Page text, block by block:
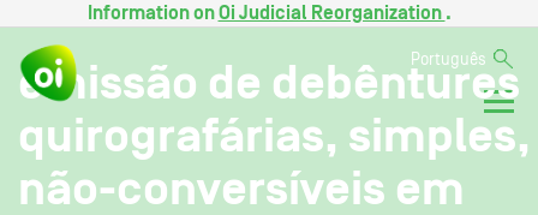
Information onOi Judicial Reorganization .
Português
emissão de debêntures
quirografárias, simples,
não-conversíveis em